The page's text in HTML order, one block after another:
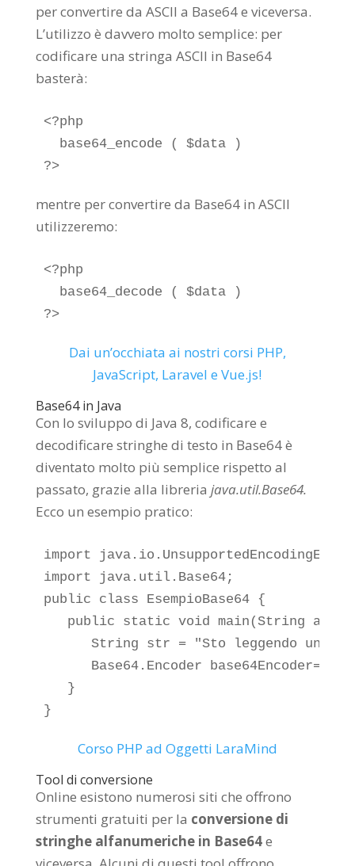
per convertire da ASCII a Base64 e viceversa.
L’utilizzo è davvero molto semplice: per
codificare una stringa ASCII in Base64
basterà:
<?php
  base64_encode ( $data )
?>
mentre per convertire da Base64 in ASCII
utilizzeremo:
<?php
  base64_decode ( $data )
?>
Dai un’occhiata ai nostri corsi PHP,
JavaScript, Laravel e Vue.js!
Base64 in Java
Con lo sviluppo di Java 8, codificare e
decodificare stringhe di testo in Base64 è
diventato molto più semplice rispetto al
passato, grazie alla libreria java.util.Base64.
Ecco un esempio pratico:
import
import java.util.Base64;
public class EsempioBase64 {
public static void main(String
String str = "Sto leggendo un
Base64.Encoder base64Encoder=
}
}
Corso PHP ad Oggetti LaraMind
Tool di conversione
Online esistono numerosi siti che offrono
strumenti gratuiti per la conversione di
stringhe alfanumeriche in Base64e